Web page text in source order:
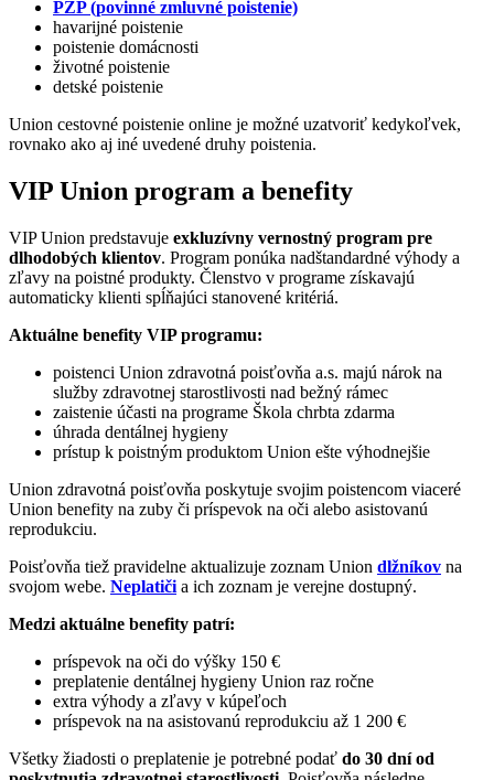
PZP (povinné zmluvné poistenie)
havarijné poistenie
poistenie domácnosti
životné poistenie
detské poistenie
Union cestovné poistenie online je možné uzatvoriť kedykoľvek,
rovnako ako aj iné uvedené druhy poistenia.
VIP Union program a benefity
VIP Union predstavuje exkluzívny vernostný program pre
dlhodobých klientov. Program ponúka nadštandardné výhody a
zľavy na poistné produkty. Členstvo v programe získavajú
automaticky klienti spĺňajúci stanovené kritériá.
Aktuálne benefity VIP programu:
poistenci Union zdravotná poisťovňa a.s. majú nárok na
služby zdravotnej starostlivosti nad bežný rámec
zaistenie účasti na programe Škola chrbta zdarma
úhrada dentálnej hygieny
prístup k poistným produktom Union ešte výhodnejšie
Union zdravotná poisťovňa poskytuje svojim poistencom viaceré
Union benefity na zuby či príspevok na oči alebo asistovanú
reprodukciu.
Poisťovňa tiež pravidelne aktualizuje zoznam Union dlžníkov na
svojom webe. Neplatiči a ich zoznam je verejne dostupný.
Medzi aktuálne benefity patrí:
príspevok na oči do výšky 150 €
preplatenie dentálnej hygieny Union raz ročne
extra výhody a zľavy v kúpeľoch
príspevok na na asistovanú reprodukciu až 1 200 €
Všetky žiadosti o preplatenie je potrebné podať do 30 dní od